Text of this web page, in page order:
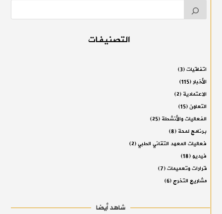
التصنيفات
اتفاقيات(3)
الأخبار(115)
الاعتمادية(2)
التعاون(15)
الفعاليات والأنشطة(25)
برنامج لمحة(8)
فعاليات المعهد التقاني الطبي(2)
فيديو(18)
قرارات وتعميمات(7)
مشاريع التخرج(6)
شاهد أيضا